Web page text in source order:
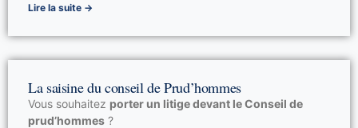
Lire la suite →
La saisine du conseil de Prud’hommes
Vous souhaitez porter un litige devant le Conseil de
prud’hommes ?